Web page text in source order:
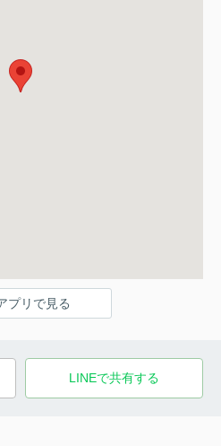
プリで見る
LINEで共有する